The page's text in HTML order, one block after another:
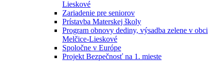
Lieskové
Zariadenie pre seniorov
Prístavba Materskej školy
Program obnovy dediny, výsadba zelene v obci
Melčice-Lieskové
Spoločne v Európe
Projekt Bezpečnosť na 1. mieste